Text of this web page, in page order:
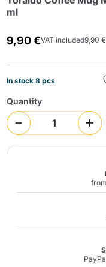
ml
9,90 €VAT included9,90
In stock 8 pcs
Quantity